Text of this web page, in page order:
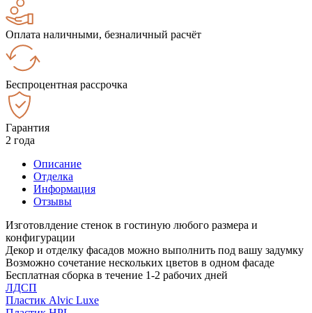
Оплата наличными, безналичный расчёт
Беспроцентная рассрочка
Гарантия
2 года
Описание
Отделка
Информация
Отзывы
Изготовлдение стенок в гостиную любого размера и
конфигурации
Декор и отделку фасадов можно выполнить под вашу задумку
Возможно сочетание нескольких цветов в одном фасаде
Бесплатная сборка в течение 1-2 рабочих дней
ЛДСП
Пластик Alvic Luxe